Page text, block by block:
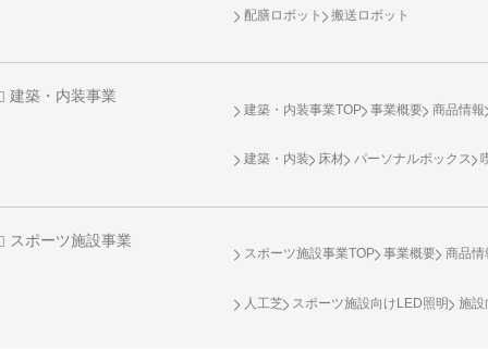
配膳ロボット 搬送ロボット
建築・内装事業
建築・内装事業TOP 事業概要 商品情報
建築・内装 床材 パーソナルボックス
スポーツ施設事業
スポーツ施設事業TOP 事業概要 商品情
人工芝 スポーツ施設向け LED照明 施設